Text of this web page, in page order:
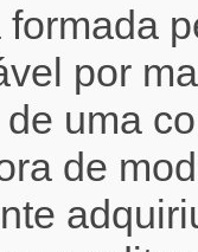
por
uma
de